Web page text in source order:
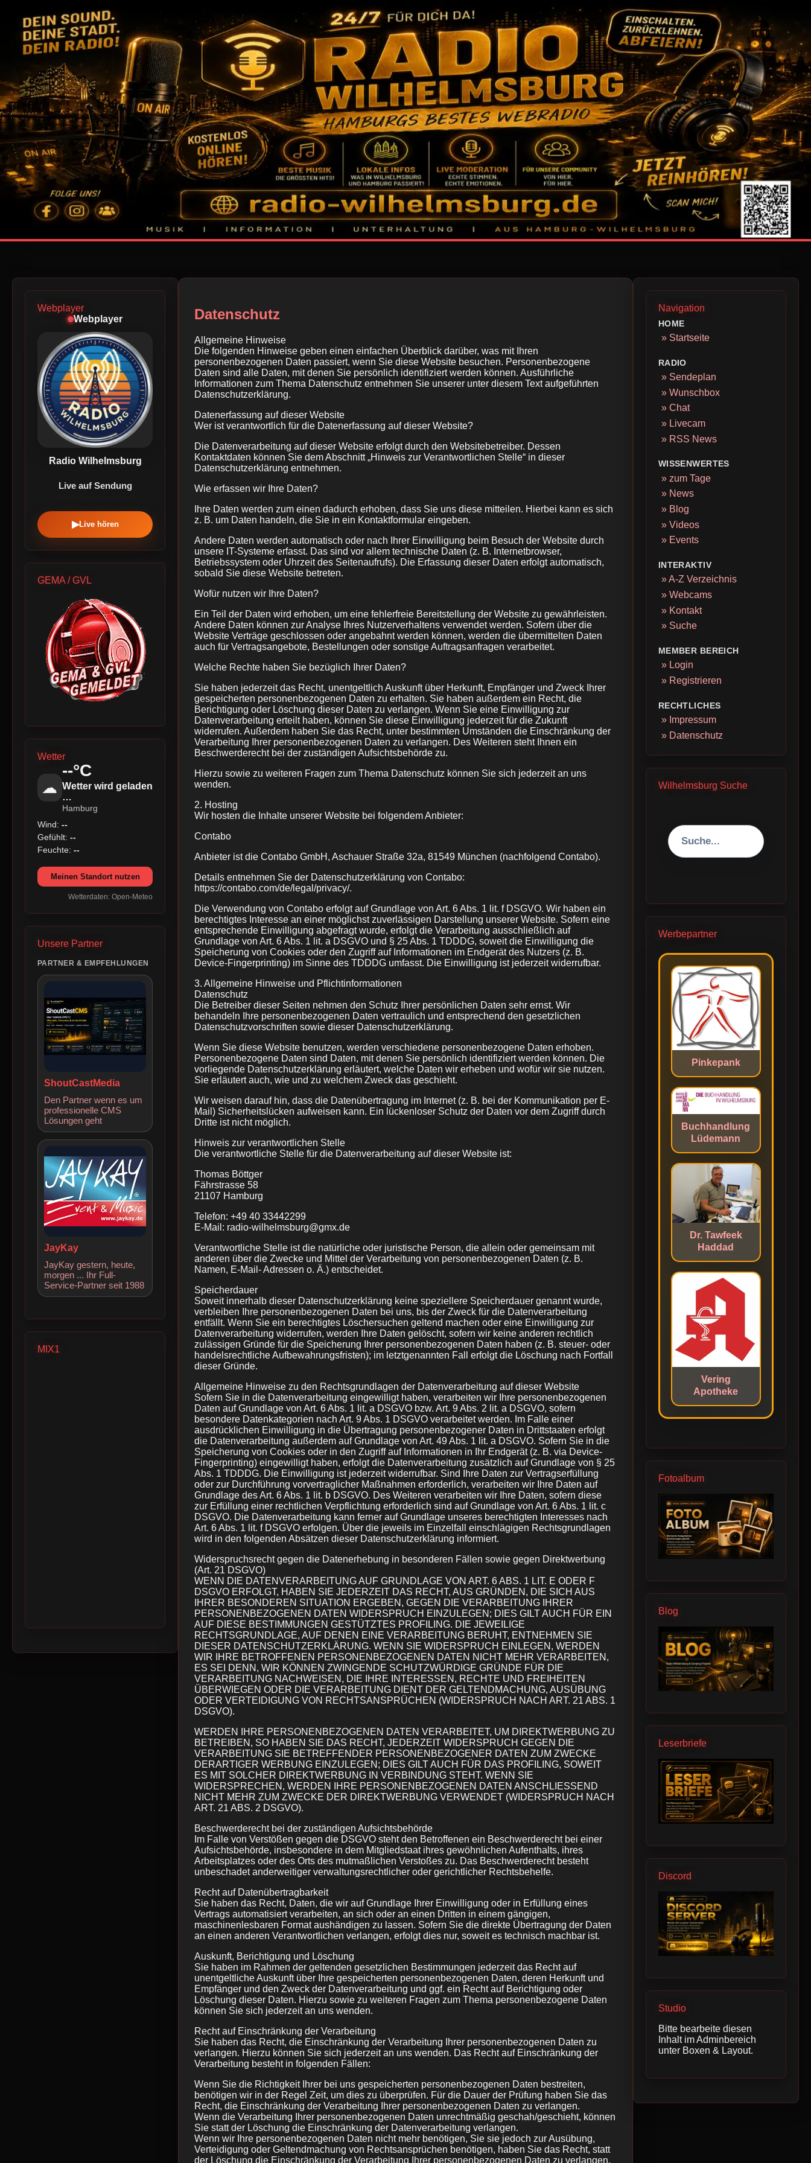
Webplayer
Webplayer
Radio Wilhelmsburg
Live auf Sendung
▶Live hören
GEMA / GVL
Wetter
☁
--°C
Wetter wird geladen
…
Hamburg
Wind: --
Gefühlt: --
Feuchte: --
Meinen Standort nutzen
Wetterdaten: Open-Meteo
Unsere Partner
PARTNER & EMPFEHLUNGEN
ShoutCastMedia
Den Partner wenn es um
professionelle CMS
Lösungen geht
JayKay
JayKay gestern, heute,
morgen ... Ihr Full-
Service-Partner seit 1988
MIX1
Datenschutz
Allgemeine Hinweise
Die folgenden Hinweise geben einen einfachen Überblick darüber, was mit Ihren
personenbezogenen Daten passiert, wenn Sie diese Website besuchen. Personenbezogene
Daten sind alle Daten, mit denen Sie persönlich identifiziert werden können. Ausführliche
Informationen zum Thema Datenschutz entnehmen Sie unserer unter diesem Text aufgeführten
Datenschutzerklärung.
Datenerfassung auf dieser Website
Wer ist verantwortlich für die Datenerfassung auf dieser Website?
Die Datenverarbeitung auf dieser Website erfolgt durch den Websitebetreiber. Dessen
Kontaktdaten können Sie dem Abschnitt „Hinweis zur Verantwortlichen Stelle“ in dieser
Datenschutzerklärung entnehmen.
Wie erfassen wir Ihre Daten?
Ihre Daten werden zum einen dadurch erhoben, dass Sie uns diese mitteilen. Hierbei kann es sich
z. B. um Daten handeln, die Sie in ein Kontaktformular eingeben.
Andere Daten werden automatisch oder nach Ihrer Einwilligung beim Besuch der Website durch
unsere IT-Systeme erfasst. Das sind vor allem technische Daten (z. B. Internetbrowser,
Betriebssystem oder Uhrzeit des Seitenaufrufs). Die Erfassung dieser Daten erfolgt automatisch,
sobald Sie diese Website betreten.
Wofür nutzen wir Ihre Daten?
Ein Teil der Daten wird erhoben, um eine fehlerfreie Bereitstellung der Website zu gewährleisten.
Andere Daten können zur Analyse Ihres Nutzerverhaltens verwendet werden. Sofern über die
Website Verträge geschlossen oder angebahnt werden können, werden die übermittelten Daten
auch für Vertragsangebote, Bestellungen oder sonstige Auftragsanfragen verarbeitet.
Welche Rechte haben Sie bezüglich Ihrer Daten?
Sie haben jederzeit das Recht, unentgeltlich Auskunft über Herkunft, Empfänger und Zweck Ihrer
gespeicherten personenbezogenen Daten zu erhalten. Sie haben außerdem ein Recht, die
Berichtigung oder Löschung dieser Daten zu verlangen. Wenn Sie eine Einwilligung zur
Datenverarbeitung erteilt haben, können Sie diese Einwilligung jederzeit für die Zukunft
widerrufen. Außerdem haben Sie das Recht, unter bestimmten Umständen die Einschränkung der
Verarbeitung Ihrer personenbezogenen Daten zu verlangen. Des Weiteren steht Ihnen ein
Beschwerderecht bei der zuständigen Aufsichtsbehörde zu.
Hierzu sowie zu weiteren Fragen zum Thema Datenschutz können Sie sich jederzeit an uns
wenden.
2. Hosting
Wir hosten die Inhalte unserer Website bei folgendem Anbieter:
Contabo
Anbieter ist die Contabo GmbH, Aschauer Straße 32a, 81549 München (nachfolgend Contabo).
Details entnehmen Sie der Datenschutzerklärung von Contabo:
https://contabo.com/de/legal/privacy/.
Die Verwendung von Contabo erfolgt auf Grundlage von Art. 6 Abs. 1 lit. f DSGVO. Wir haben ein
berechtigtes Interesse an einer möglichst zuverlässigen Darstellung unserer Website. Sofern eine
entsprechende Einwilligung abgefragt wurde, erfolgt die Verarbeitung ausschließlich auf
Grundlage von Art. 6 Abs. 1 lit. a DSGVO und § 25 Abs. 1 TDDDG, soweit die Einwilligung die
Speicherung von Cookies oder den Zugriff auf Informationen im Endgerät des Nutzers (z. B.
Device-Fingerprinting) im Sinne des TDDDG umfasst. Die Einwilligung ist jederzeit widerrufbar.
3. Allgemeine Hinweise und Pflichtinformationen
Datenschutz
Die Betreiber dieser Seiten nehmen den Schutz Ihrer persönlichen Daten sehr ernst. Wir
behandeln Ihre personenbezogenen Daten vertraulich und entsprechend den gesetzlichen
Datenschutzvorschriften sowie dieser Datenschutzerklärung.
Wenn Sie diese Website benutzen, werden verschiedene personenbezogene Daten erhoben.
Personenbezogene Daten sind Daten, mit denen Sie persönlich identifiziert werden können. Die
vorliegende Datenschutzerklärung erläutert, welche Daten wir erheben und wofür wir sie nutzen.
Sie erläutert auch, wie und zu welchem Zweck das geschieht.
Wir weisen darauf hin, dass die Datenübertragung im Internet (z. B. bei der Kommunikation per E-
Mail) Sicherheitslücken aufweisen kann. Ein lückenloser Schutz der Daten vor dem Zugriff durch
Dritte ist nicht möglich.
Hinweis zur verantwortlichen Stelle
Die verantwortliche Stelle für die Datenverarbeitung auf dieser Website ist:
Thomas Böttger
Fährstrasse 58
21107 Hamburg
Telefon: +49 40 33442299
E-Mail: radio-wilhelmsburg@gmx.de
Verantwortliche Stelle ist die natürliche oder juristische Person, die allein oder gemeinsam mit
anderen über die Zwecke und Mittel der Verarbeitung von personenbezogenen Daten (z. B.
Namen, E-Mail- Adressen o. Ä.) entscheidet.
Speicherdauer
Soweit innerhalb dieser Datenschutzerklärung keine speziellere Speicherdauer genannt wurde,
verbleiben Ihre personenbezogenen Daten bei uns, bis der Zweck für die Datenverarbeitung
entfällt. Wenn Sie ein berechtigtes Löschersuchen geltend machen oder eine Einwilligung zur
Datenverarbeitung widerrufen, werden Ihre Daten gelöscht, sofern wir keine anderen rechtlich
zulässigen Gründe für die Speicherung Ihrer personenbezogenen Daten haben (z. B. steuer- oder
handelsrechtliche Aufbewahrungsfristen); im letztgenannten Fall erfolgt die Löschung nach Fortfall
dieser Gründe.
Allgemeine Hinweise zu den Rechtsgrundlagen der Datenverarbeitung auf dieser Website
Sofern Sie in die Datenverarbeitung eingewilligt haben, verarbeiten wir Ihre personenbezogenen
Daten auf Grundlage von Art. 6 Abs. 1 lit. a DSGVO bzw. Art. 9 Abs. 2 lit. a DSGVO, sofern
besondere Datenkategorien nach Art. 9 Abs. 1 DSGVO verarbeitet werden. Im Falle einer
ausdrücklichen Einwilligung in die Übertragung personenbezogener Daten in Drittstaaten erfolgt
die Datenverarbeitung außerdem auf Grundlage von Art. 49 Abs. 1 lit. a DSGVO. Sofern Sie in die
Speicherung von Cookies oder in den Zugriff auf Informationen in Ihr Endgerät (z. B. via Device-
Fingerprinting) eingewilligt haben, erfolgt die Datenverarbeitung zusätzlich auf Grundlage von § 25
Abs. 1 TDDDG. Die Einwilligung ist jederzeit widerrufbar. Sind Ihre Daten zur Vertragserfüllung
oder zur Durchführung vorvertraglicher Maßnahmen erforderlich, verarbeiten wir Ihre Daten auf
Grundlage des Art. 6 Abs. 1 lit. b DSGVO. Des Weiteren verarbeiten wir Ihre Daten, sofern diese
zur Erfüllung einer rechtlichen Verpflichtung erforderlich sind auf Grundlage von Art. 6 Abs. 1 lit. c
DSGVO. Die Datenverarbeitung kann ferner auf Grundlage unseres berechtigten Interesses nach
Art. 6 Abs. 1 lit. f DSGVO erfolgen. Über die jeweils im Einzelfall einschlägigen Rechtsgrundlagen
wird in den folgenden Absätzen dieser Datenschutzerklärung informiert.
Widerspruchsrecht gegen die Datenerhebung in besonderen Fällen sowie gegen Direktwerbung
(Art. 21 DSGVO)
WENN DIE DATENVERARBEITUNG AUF GRUNDLAGE VON ART. 6 ABS. 1 LIT. E ODER F
DSGVO ERFOLGT, HABEN SIE JEDERZEIT DAS RECHT, AUS GRÜNDEN, DIE SICH AUS
IHRER BESONDEREN SITUATION ERGEBEN, GEGEN DIE VERARBEITUNG IHRER
PERSONENBEZOGENEN DATEN WIDERSPRUCH EINZULEGEN; DIES GILT AUCH FÜR EIN
AUF DIESE BESTIMMUNGEN GESTÜTZTES PROFILING. DIE JEWEILIGE
RECHTSGRUNDLAGE, AUF DENEN EINE VERARBEITUNG BERUHT, ENTNEHMEN SIE
DIESER DATENSCHUTZERKLÄRUNG. WENN SIE WIDERSPRUCH EINLEGEN, WERDEN
WIR IHRE BETROFFENEN PERSONENBEZOGENEN DATEN NICHT MEHR VERARBEITEN,
ES SEI DENN, WIR KÖNNEN ZWINGENDE SCHUTZWÜRDIGE GRÜNDE FÜR DIE
VERARBEITUNG NACHWEISEN, DIE IHRE INTERESSEN, RECHTE UND FREIHEITEN
ÜBERWIEGEN ODER DIE VERARBEITUNG DIENT DER GELTENDMACHUNG, AUSÜBUNG
ODER VERTEIDIGUNG VON RECHTSANSPRÜCHEN (WIDERSPRUCH NACH ART. 21 ABS. 1
DSGVO).
WERDEN IHRE PERSONENBEZOGENEN DATEN VERARBEITET, UM DIREKTWERBUNG ZU
BETREIBEN, SO HABEN SIE DAS RECHT, JEDERZEIT WIDERSPRUCH GEGEN DIE
VERARBEITUNG SIE BETREFFENDER PERSONENBEZOGENER DATEN ZUM ZWECKE
DERARTIGER WERBUNG EINZULEGEN; DIES GILT AUCH FÜR DAS PROFILING, SOWEIT
ES MIT SOLCHER DIREKTWERBUNG IN VERBINDUNG STEHT. WENN SIE
WIDERSPRECHEN, WERDEN IHRE PERSONENBEZOGENEN DATEN ANSCHLIESSEND
NICHT MEHR ZUM ZWECKE DER DIREKTWERBUNG VERWENDET (WIDERSPRUCH NACH
ART. 21 ABS. 2 DSGVO).
Beschwerderecht bei der zuständigen Aufsichtsbehörde
Im Falle von Verstößen gegen die DSGVO steht den Betroffenen ein Beschwerderecht bei einer
Aufsichtsbehörde, insbesondere in dem Mitgliedstaat ihres gewöhnlichen Aufenthalts, ihres
Arbeitsplatzes oder des Orts des mutmaßlichen Verstoßes zu. Das Beschwerderecht besteht
unbeschadet anderweitiger verwaltungsrechtlicher oder gerichtlicher Rechtsbehelfe.
Recht auf Datenübertragbarkeit
Sie haben das Recht, Daten, die wir auf Grundlage Ihrer Einwilligung oder in Erfüllung eines
Vertrags automatisiert verarbeiten, an sich oder an einen Dritten in einem gängigen,
maschinenlesbaren Format aushändigen zu lassen. Sofern Sie die direkte Übertragung der Daten
an einen anderen Verantwortlichen verlangen, erfolgt dies nur, soweit es technisch machbar ist.
Auskunft, Berichtigung und Löschung
Sie haben im Rahmen der geltenden gesetzlichen Bestimmungen jederzeit das Recht auf
unentgeltliche Auskunft über Ihre gespeicherten personenbezogenen Daten, deren Herkunft und
Empfänger und den Zweck der Datenverarbeitung und ggf. ein Recht auf Berichtigung oder
Löschung dieser Daten. Hierzu sowie zu weiteren Fragen zum Thema personenbezogene Daten
können Sie sich jederzeit an uns wenden.
Recht auf Einschränkung der Verarbeitung
Sie haben das Recht, die Einschränkung der Verarbeitung Ihrer personenbezogenen Daten zu
verlangen. Hierzu können Sie sich jederzeit an uns wenden. Das Recht auf Einschränkung der
Verarbeitung besteht in folgenden Fällen:
Wenn Sie die Richtigkeit Ihrer bei uns gespeicherten personenbezogenen Daten bestreiten,
benötigen wir in der Regel Zeit, um dies zu überprüfen. Für die Dauer der Prüfung haben Sie das
Recht, die Einschränkung der Verarbeitung Ihrer personenbezogenen Daten zu verlangen.
Wenn die Verarbeitung Ihrer personenbezogenen Daten unrechtmäßig geschah/geschieht, können
Sie statt der Löschung die Einschränkung der Datenverarbeitung verlangen.
Wenn wir Ihre personenbezogenen Daten nicht mehr benötigen, Sie sie jedoch zur Ausübung,
Verteidigung oder Geltendmachung von Rechtsansprüchen benötigen, haben Sie das Recht, statt
der Löschung die Einschränkung der Verarbeitung Ihrer personenbezogenen Daten zu verlangen.
Navigation
HOME
» Startseite
RADIO
» Sendeplan
» Wunschbox
» Chat
» Livecam
» RSS News
WISSENWERTES
» zum Tage
» News
» Blog
» Videos
» Events
INTERAKTIV
» A-Z Verzeichnis
» Webcams
» Kontakt
» Suche
MEMBER BEREICH
» Login
» Registrieren
RECHTLICHES
» Impressum
» Datenschutz
Wilhelmsburg Suche
Werbepartner
Pinkepank
Buchhandlung
Lüdemann
Dr. Tawfeek
Haddad
Vering
Apotheke
Fotoalbum
Blog
Leserbriefe
Discord
Studio
Bitte bearbeite diesen
Inhalt im Adminbereich
unter Boxen & Layout.